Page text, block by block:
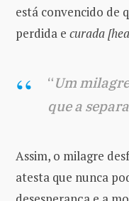
está convencido de
perdida e curada
“Um
que a
Assim, o milagre
atesta que nunca